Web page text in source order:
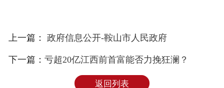
上一篇： 政府信息公开-鞍山市人民政府
下一篇： 亏超20亿江西前首富能否力挽狂澜？
返回列表